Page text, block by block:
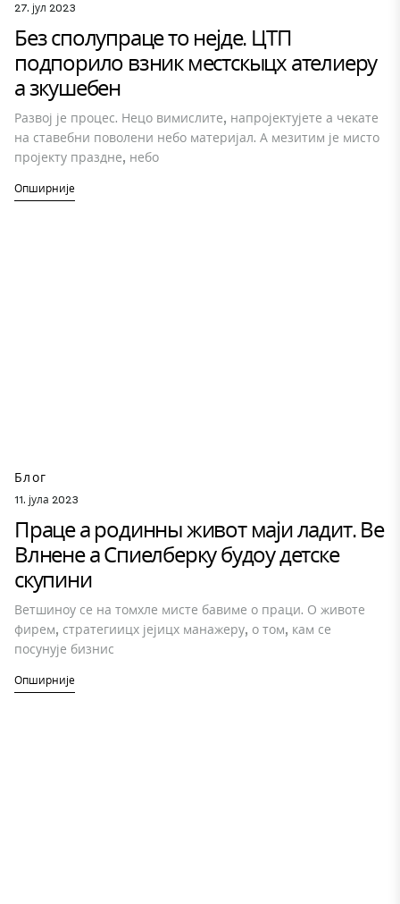
27. јул 2023
Без сполупраце то нејде. ЦТП
подпорило взник местскыцх ателиеру
а зкушебен
Развој је процес. Нецо вимислите, напројектујете а чекате
на ставебни поволени небо материјал. А мезитим је мисто
пројекту праздне, небо
Опширније
Блог
11. јула 2023
Праце а родинны живот маји ладит. Ве
Влнене а Спиелберку будоу детске
скупини
Ветшиноу се на томхле мисте бавиме о праци. О животе
фирем, стратегиицх јејицх манажеру, о том, кам се
посунује бизнис
Опширније